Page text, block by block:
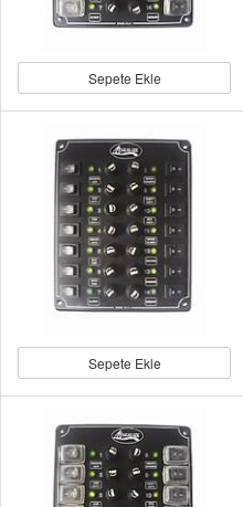
Sepete Ekle
Sepete Ekle